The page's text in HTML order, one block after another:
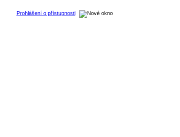
Prohlášení o přístupnosti